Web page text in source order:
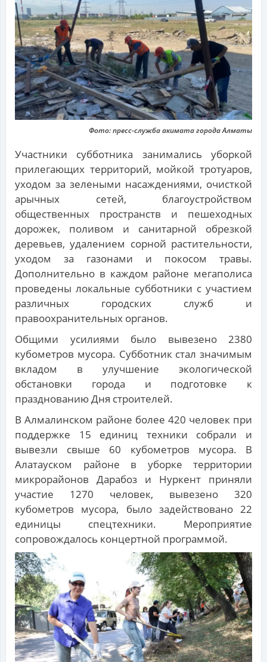
Фото: пресс-служба акимата города Алматы
Участники субботника занимались уборкой
прилегающих территорий, мойкой тротуаров,
уходом за зелеными насаждениями, очисткой
арычных сетей, благоустройством
общественных пространств и пешеходных
дорожек, поливом и санитарной обрезкой
деревьев, удалением сорной растительности,
уходом за газонами и покосом травы.
Дополнительно в каждом районе мегаполиса
проведены локальные субботники с участием
различных городских служб и
правоохранительных органов.
Общими усилиями было вывезено 2380
кубометров мусора. Субботник стал значимым
вкладом в улучшение экологической
обстановки города и подготовке к
празднованию Дня строителей.
В Алмалинском районе более 420 человек при
поддержке 15 единиц техники собрали и
вывезли свыше 60 кубометров мусора. В
Алатауском районе в уборке территории
микрорайонов Дарабоз и Нуркент приняли
участие 1270 человек, вывезено 320
кубометров мусора, было задействовано 22
единицы спецтехники. Мероприятие
сопровождалось концертной программой.